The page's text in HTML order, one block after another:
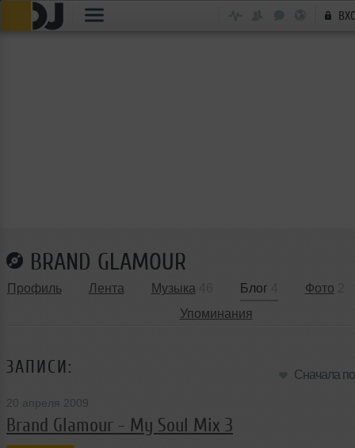
BRAND GLAMOUR
Профиль Лента Музыка Блог Фото
Упоминания
Сначала
ЗАПИСИ:
20 апреля 2009
Brand Glamour - My Soul Mix 3